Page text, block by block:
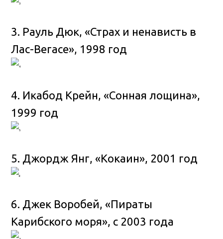
3. Рауль Дюк, «Страх и ненависть в
Лас-Вегасе», 1998 год
4. Икабод Крейн, «Сонная лощина»,
1999 год
5. Джордж Янг, «Кокаин», 2001 год
6. Джек Воробей, «Пираты
Карибского моря», с 2003 года